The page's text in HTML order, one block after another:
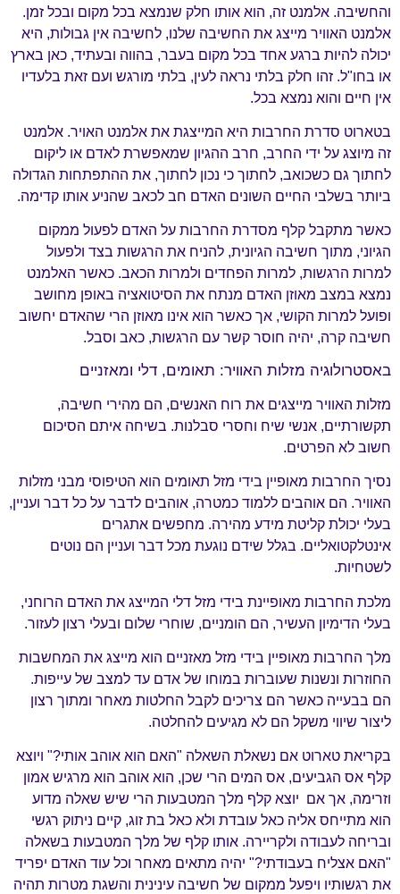
והחשיבה. אלמנט זה, הוא אותו חלק שנמצא בכל מקום ובכל זמן.
אלמנט האוויר מייצג את החשיבה שלנו, לחשיבה אין גבולות, היא
יכולה להיות ברגע אחד בכל מקום בעבר, בהווה ובעתיד, כאן בארץ
או בחו"ל. זהו חלק בלתי נראה לעין, בלתי מורגש ועם זאת בלעדיו
אין חיים והוא נמצא בכל.
בטארוט סדרת החרבות היא המייצגת את אלמנט האויר. אלמנט
זה מיוצג על ידי החרב, חרב ההגיון שמאפשרת לאדם או ליקום
לחתוך גם כשכואב, לחתוך כי נכון לחתוך, את ההתפתחות הגדולה
ביותר בשלבי החיים השונים האדם חב לכאב שהניע אותו קדימה.
כאשר מתקבל קלף מסדרת החרבות על האדם לפעול ממקום
הגיוני, מתוך חשיבה הגיונית, להניח את הרגשות בצד ולפעול
למרות הרגשות, למרות הפחדים ולמרות הכאב. כאשר האלמנט
נמצא במצב מאוזן האדם מנתח את הסיטואציה באופן מחושב
ופועל למרות הקושי, אך כאשר הוא אינו מאוזן הרי שהאדם יחשוב
חשיבה קרה, יהיה חוסר קשר עם הרגשות, כאב וסבל.
באסטרולוגיה מזלות האוויר: תאומים, דלי ומאזניים
מזלות האוויר מייצגים את רוח האנשים, הם מהירי חשיבה,
תקשורתיים, אנשי שיח וחסרי סבלנות. בשיחה איתם הסיכום
חשוב לא הפרטים.
נסיך החרבות מאופיין בידי מזל תאומים הוא הטיפוסי מבני מזלות
האוויר. הם אוהבים ללמוד כמטרה, אוהבים לדבר על כל דבר ועניין,
בעלי יכולת קליטת מידע מהירה. מחפשים אתגרים
אינטלקטואליים. בגלל שידם נוגעת מכל דבר ועניין הם נוטים
לשטחיות.
מלכת החרבות מאופיינת בידי מזל דלי המייצג את האדם הרוחני,
בעלי הדימיון העשיר, הם הומניים, שוחרי שלום ובעלי רצון לעזור.
מלך החרבות מאופיין בידי מזל מאזניים הוא מייצג את המחשבות
החוזרות ונשנות שעוברות במוחו של אדם עד למצב של עייפות.
הם בבעייה כאשר הם צריכים לקבל החלטות מאחר ומתוך רצון
ליצור שיווי משקל הם לא מגיעים להחלטה.
בקריאת טארוט אם נשאלת השאלה "האם הוא אוהב אותי?" ויוצא
קלף אס הגביעים, אס המים הרי שכן, הוא אוהב הוא מרגיש אמון
וזרימה, אך אם יוצא קלף מלך המטבעות הרי שיש שאלה מדוע
הוא מתייחס אליה כאל עובדת ולא כאל בת זוג, קיים ניתוק רגשי
ובריחה לעבודה ולקריירה. אותו קלף של מלך המטבעות בשאלה
"האם אצליח בעבודתי?" יהיה מתאים מאחר וכל עוד האדם יפריד
את רגשותיו ויפעל ממקום של חשיבה עינינית והשגת מטרות תהיה